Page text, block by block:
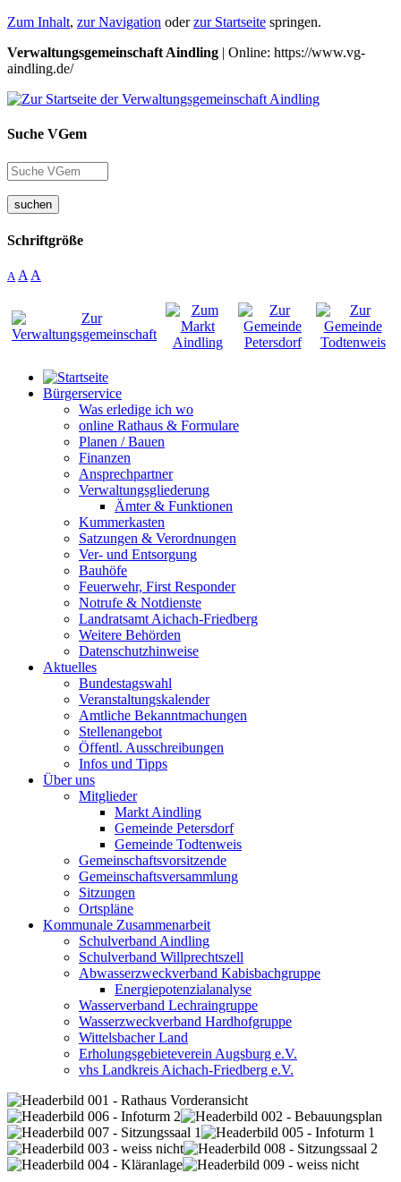
Zum Inhalt, zur Navigation oderzur Startseite springen.
Verwaltungsgemeinschaft Aindling | Online: https://www.vg-
aindling.de/
Suche VGem
suchen
Schriftgröße
A A A
Bürgerservice
Was erledige ich wo
online Rathaus & Formulare
Planen / Bauen
Finanzen
Ansprechpartner
Verwaltungsgliederung
Ämter & Funktionen
Kummerkasten
Satzungen & Verordnungen
Ver- und Entsorgung
Bauhöfe
Feuerwehr, First Responder
Notrufe & Notdienste
Landratsamt Aichach-Friedberg
Weitere Behörden
Datenschutzhinweise
Aktuelles
Bundestagswahl
Veranstaltungskalender
Amtliche Bekanntmachungen
Stellenangebot
Öffentl. Ausschreibungen
Infos und Tipps
Über uns
Mitglieder
Markt Aindling
Gemeinde Petersdorf
Gemeinde Todtenweis
Gemeinschaftsvorsitzende
Gemeinschaftsversammlung
Sitzungen
Ortspläne
Kommunale Zusammenarbeit
Schulverband Aindling
Schulverband Willprechtszell
Abwasserzweckverband Kabisbachgruppe
Energiepotenzialanalyse
Wasserverband Lechraingruppe
Wasserzweckverband Hardhofgruppe
Wittelsbacher Land
Erholungsgebieteverein Augsburg e.V.
vhs Landkreis Aichach-Friedberg e.V.